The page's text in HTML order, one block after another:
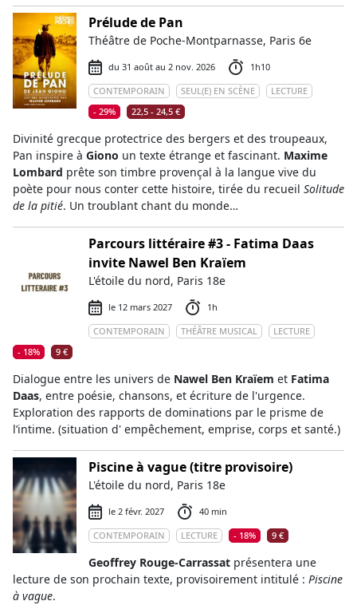
Prélude de Pan
Théâtre de Poche-Montparnasse, Paris 6e
du 31 août au 2 nov. 2026
1h10
CONTEMPORAIN
SEUL(E) EN SCÈNE
LECTURE
- 29%
22,5 - 24,5 €
Divinité grecque protectrice des bergers et des troupeaux,
Pan inspire à Giono un texte étrange et fascinant. Maxime
Lombard prête son timbre provençal à la langue vive du
poète pour nous conter cette histoire, tirée du recueil Solitude
de la pitié. Un troublant chant du monde…
Parcours littéraire #3 - Fatima Daas
invite Nawel Ben Kraïem
L'étoile du nord, Paris 18e
le 12 mars 2027
1h
CONTEMPORAIN
THÉÂTRE MUSICAL
LECTURE
- 18%
9 €
Dialogue entre les univers de Nawel Ben Kraïem et Fatima
Daas, entre poésie, chansons, et écriture de l'urgence.
Exploration des rapports de dominations par le prisme de
l’intime. (situation d' empêchement, emprise, corps et santé.)
Piscine à vague (titre provisoire)
L'étoile du nord, Paris 18e
le 2 févr. 2027
40 min
CONTEMPORAIN
LECTURE - 18% 9 €
Geoffrey Rouge-Carrassat présentera une
lecture de son prochain texte, provisoirement intitulé : Piscine
à vague.